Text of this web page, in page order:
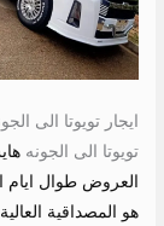
ايجار تويوتا الى الجونه
تويوتا الى الجونه
العروض طوال ايام
هو المصداقية العالية